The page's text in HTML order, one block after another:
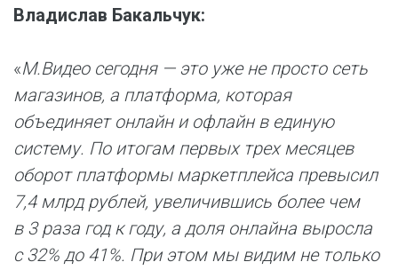
Владислав Бакальчук:
«М.Видео сегодня — это уже не просто сеть
магазинов, а платформа, которая
объединяет онлайн и офлайн в единую
систему. По итогам первых трех месяцев
оборот платформы маркетплейса превысил
7,4 млрд рублей, увеличившись более чем
в 3 раза год к году, а доля онлайна выросла
с 32% до 41%. При этом мы видим не только